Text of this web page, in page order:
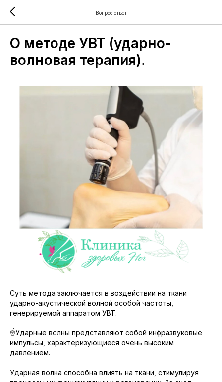
Вопрос ответ
О методе УВТ (ударно-
волновая терапия).
Суть метода заключается в воздействии на ткани
ударно-акустической волной особой частоты,
генерируемой аппаратом УВТ.
☝️Ударные волны представляют собой инфразвуковые
импульсы, характеризующиеся очень высоким
давлением.
Ударная волна способна влиять на ткани, стимулируя